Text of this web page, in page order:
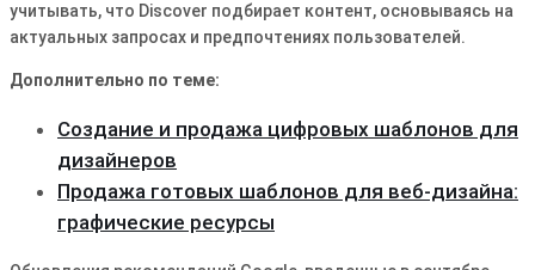
учитывать, что Discover подбирает контент, основываясь на
актуальных запросах и предпочтениях пользователей․
Дополнительно по теме:
Создание и продажа цифровых шаблонов для
дизайнеров
Продажа готовых шаблонов для веб-дизайна:
графические ресурсы